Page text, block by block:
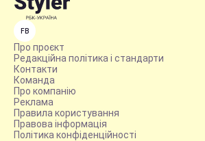
FB
Про проєкт
Редакційна політика і стандарти
Контакти
Команда
Про компанію
Реклама
Правила користування
Правова інформація
Політика конфіденційності